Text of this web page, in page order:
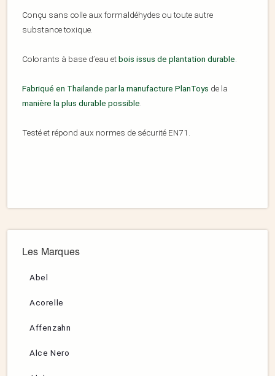
Conçu sans colle aux formaldéhydes ou toute autre
substance toxique.
Colorants à base d’eau etbois issus de plantation durable
Fabriqué en Thailande par la manufacture PlanToys de la
manière la plus durable possible
Testé et répond aux normes de sécurité EN71.
Les Marques
Abel
Acorelle
Affenzahn
Alce Nero